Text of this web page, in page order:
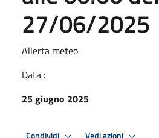
27/06/2025
Allerta meteo
Data :
25 giugno 2025
Condividi Vedi azioni